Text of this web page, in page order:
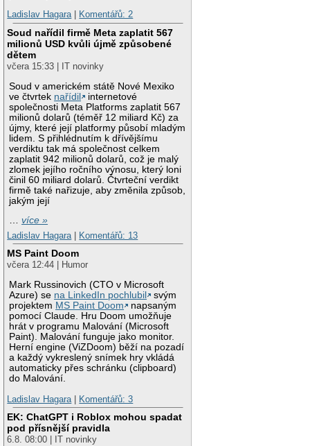
Ladislav Hagara| Komentářů: 2
Soud nařídil firmě Meta zaplatit 567
milionů USD kvůli újmě způsobené
dětem
včera 15:33 | IT novinky
Soud v americkém státě Nové Mexiko
ve čtvrtek nařídil
internetové
společnosti Meta Platforms zaplatit 567
milionů dolarů (téměř 12 miliard Kč) za
újmy, které její platformy působí mladým
lidem. S přihlédnutím k dřívějšímu
verdiktu tak má společnost celkem
zaplatit 942 milionů dolarů, což je malý
zlomek jejího ročního výnosu, který loni
činil 60 miliard dolarů. Čtvrteční verdikt
firmě také nařizuje, aby změnila způsob,
jakým její
…více »
Ladislav Hagara
Komentářů: 13
MS Paint Doom
včera 12:44 | Humor
Mark Russinovich (CTO v Microsoft
Azure) se na LinkedIn pochlubil
svým
projektem MS Paint Doom
napsaným
pomocí Claude. Hru Doom umožňuje
hrát v programu Malování (Microsoft
Paint). Malování funguje jako monitor.
Herní engine (ViZDoom) běží na pozadí
a každý vykreslený snímek hry vkládá
automaticky přes schránku (clipboard)
do Malování.
Ladislav Hagara
Komentářů: 3
EK: ChatGPT i Roblox mohou spadat
pod přísnější pravidla
6.8. 08:00 | IT novinky